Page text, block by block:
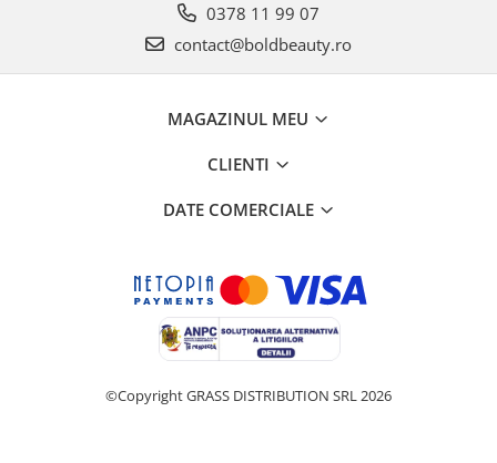
0378 11 99 07
contact@boldbeauty.ro
MAGAZINUL MEU
CLIENTI
DATE COMERCIALE
©Copyright GRASS DISTRIBUTION SRL 2026